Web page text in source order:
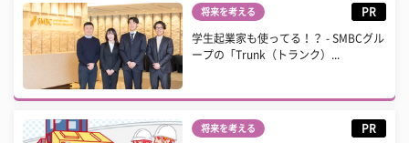
将来を考える PR
学生起業家も使ってる！？ - SMBCグル
ープの「Trunk（トランク）...
将来を考える PR